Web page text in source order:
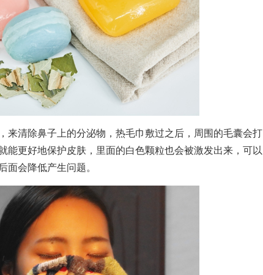
清除鼻子上的分泌物，热毛巾敷过之后，周围的毛囊会打
能更好地保护皮肤，里面的白色颗粒也会被激发出来，可以
面会降低产生问题。